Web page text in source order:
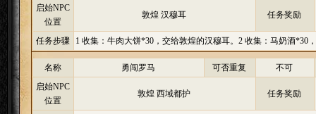
启始NPC
位置
敦煌 汉穆耳 任务奖励
任务步骤 1 收集：牛肉大饼*30，交给敦煌的汉穆耳。2 收集：马奶酒*30
名称 勇闯罗马 可否重复
不可
启始NPC
位置
敦煌 西域都护 任务奖励